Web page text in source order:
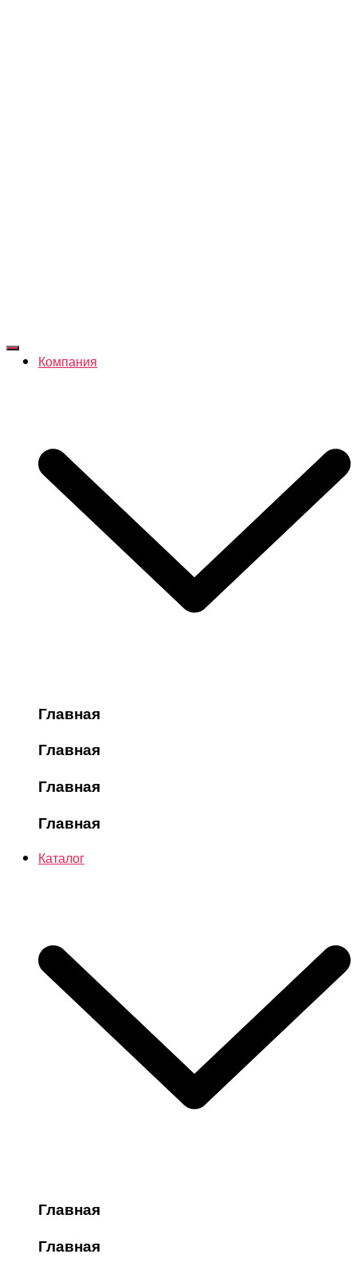
Компания
Главная
Главная
Главная
Главная
Каталог
Главная
Главная